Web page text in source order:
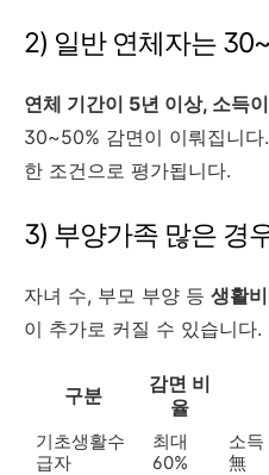
2) 일반 연체자는
연체 기간이 5년 이상, 소득
30~50% 감면이 이뤄집니
한 조건으로 평가됩니다.
3) 부양가족 많은 경
자녀 수, 부모 부양 등 생활
이 추가로 커질 수 있습니다.
구분
감면 비
율
기초생활수
급자
최대
60%
소
無